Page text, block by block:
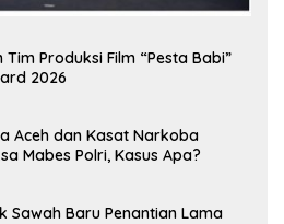
Tim Produksi Film “Pesta Babi”
2026
Aceh dan Kasat Narkoba
Mabes Polri, Kasus Apa?
Sawah Baru Penantian Lama